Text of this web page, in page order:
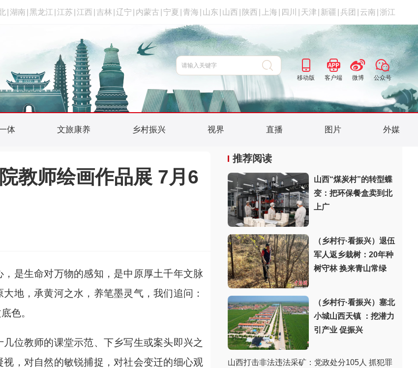
湖南 黑龙江 江苏 江西 吉林 辽宁 内蒙古 宁夏 青海 山东 山西 陕西 上海 四川 天津 新疆 兵团 云南 浙江
移动版 客户端 微博 公众号
体 文旅康养 乡村振兴 视界 直播 图片 外媒
教师绘画作品展 7月6
是生命对万物的感知，是中原厚土千年文脉
地，承黄河之水，养笔墨灵气，我们追问：
色。
教师的课堂示范、下乡写生或案头即兴之
，对自然的敏锐捕捉，对社会变迁的细心观
推荐阅读
山西“煤炭村”的转型蝶
变：把环保餐盒卖到北
上广
（乡村行·看振兴）退伍
军人返乡栽树：20年种
树守林 换来青山常绿
（乡村行·看振兴）塞北
小城山西天镇 ：挖潜力
引产业 促振兴
山西打击非法违法采矿：党政处分105人 抓犯罪